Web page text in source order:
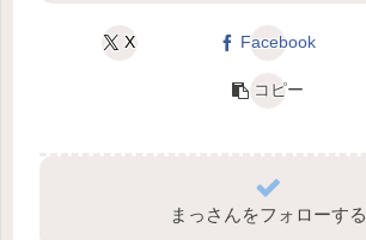
X Facebook
コピー
まっさんをフォローする